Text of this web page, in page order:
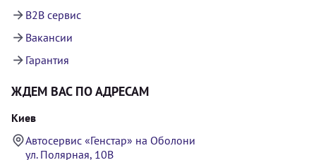
B2B сервис
Вакансии
Гарантия
ЖДЕМ ВАС ПО АДРЕСАМ
Киев
Автосервис «Генстар» на Оболони
ул. Полярная, 10В